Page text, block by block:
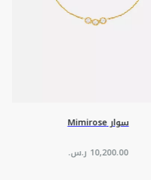
سوار Mimirose
‏10,200.00 ر.س.‏